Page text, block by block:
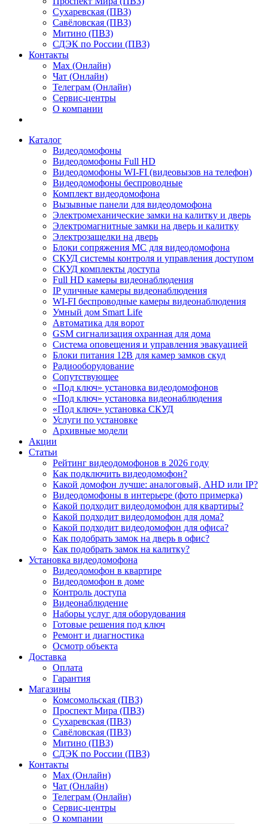
Сухаревская (ПВЗ)
Савёловская (ПВЗ)
Митино (ПВЗ)
СДЭК по России (ПВЗ)
Контакты
Max (Онлайн)
Чат (Онлайн)
Телеграм (Онлайн)
Сервис-центры
О компании
Каталог
Видеодомофоны
Видеодомофоны Full HD
Видеодомофоны WI-FI (видеовызов на телефон)
Видеодомофоны беспроводные
Комплект видеодомофона
Вызывные панели для видеодомофона
Электромеханические замки на калитку и дверь
Электромагнитные замки на дверь и калитку
Электрозащелки на дверь
Блоки сопряжения МС для видеодомофона
СКУД системы контроля и управления доступом
СКУД комплекты доступа
Full HD камеры видеонаблюдения
IP уличные камеры видеонаблюдения
WI-FI беспроводные камеры видеонаблюдения
Умный дом Smart Life
Автоматика для ворот
GSM сигнализация охранная для дома
Cистема оповещения и управления эвакуацией
Блоки питания 12В для камер замков скуд
Радиооборудование
Сопутствующее
«Под ключ» установка видеодомофонов
«Под ключ» установка видеонаблюдения
«Под ключ» установка СКУД
Услуги по установке
Архивные модели
Акции
Статьи
Рейтинг видеодомофонов в 2026 году
Как подключить видеодомофон?
Какой домофон лучше: аналоговый, AHD или IP?
Видеодомофоны в интерьере (фото примерка)
Какой подходит видеодомофон для квартиры?
Какой подходит видеодомофон для дома?
Какой подходит видеодомофон для офиса?
Как подобрать замок на дверь в офис?
Как подобрать замок на калитку?
Установка видеодомофона
Видеодомофон в квартире
Видеодомофон в доме
Контроль доступа
Видеонаблюдение
Наборы услуг для оборудования
Готовые решения под ключ
Ремонт и диагностика
Осмотр объекта
Доставка
Оплата
Гарантия
Магазины
Комсомольская (ПВЗ)
Проспект Мира (ПВЗ)
Сухаревская (ПВЗ)
Савёловская (ПВЗ)
Митино (ПВЗ)
СДЭК по России (ПВЗ)
Контакты
Max (Онлайн)
Чат (Онлайн)
Телеграм (Онлайн)
Сервис-центры
О компании